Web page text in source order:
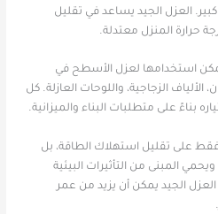
العزل الجيد يساعد في تقليل
حرارة المنزل معتدلة.
استخدامها لعزل الأسطح في
الألياف الزجاجية، واللوحات العازلة. كل
بناءً على متطلبات البناء والميزانية.
على تقليل استهلاك الطاقة، بل
المبنى من التأثيرات البيئية
الجيد يمكن أن يزيد من عمر